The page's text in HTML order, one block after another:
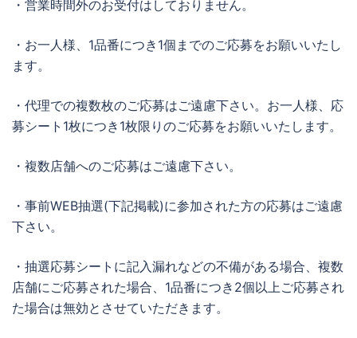
・営業時間外のお受付はしておりません。
・お一人様、1品番につき1個までのご応募をお願いいたし
ます。
・代理での複数枚のご応募はご遠慮下さい。お一人様、応
募シート1枚につき1枚限りのご応募をお願いいたします。
・複数店舗へのご応募はご遠慮下さい。
・事前WEB抽選(下記掲載)に参加された方の応募はご遠慮
下さい。
・抽選応募シートに記入漏れなどの不備がある場合、複数
店舗にご応募された場合、1品番につき2個以上ご応募され
た場合は無効とさせていただきます。